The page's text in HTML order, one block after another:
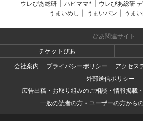
ウレぴあ総研 ハピママ* ウレぴあ総研
うまいめし
うまいパン うま
ぴあ関連サイト
チケットぴあ
会社案内
プライバシーポリシー
アクセス
外部送信ポリシー
広告出稿・お取り組みのご相談・情報掲載
一般の読者の方・ユーザーの方から